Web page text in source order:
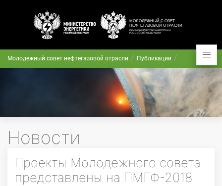
Молодежный совет нефтегазовой отрасли Публикации
Новости
Проекты Молодежного совета
представлены на ПМГФ-2018